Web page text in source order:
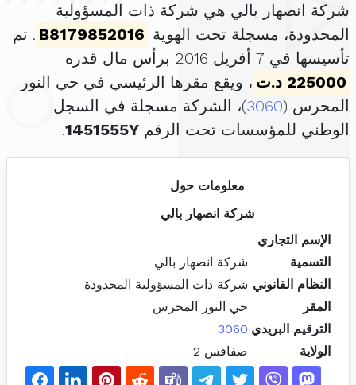
شركة انصهار بالي هي شركة ذات المسؤولية
المحدودة، مسجلة تحت الهوية B8179852016 . تم
تأسيسها في 7 أفريل 2016 برأس مال قدره
225000 د.ت
، ويقع مقرها الرئيسي في حي النور
المحرس (3060)، الشركة مسجلة في السجل
الوطني للمؤسسات تحت الرقم 1451555Y
.
معلومات حول
شركة انصهار بالي
الإسم التجاري
التسمية
شركة انصهار بالي
النظام القانوني شركة ذات المسؤولية المحدودة
المقر
حي النور المحرس
الترقيم البريدي 3060
الولاية
صفاقس 2